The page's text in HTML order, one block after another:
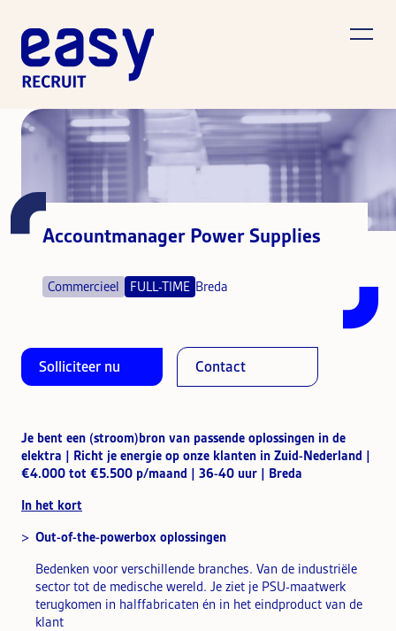
Accountmanager Power Supplies
Commercieel FULL-TIME Breda
Solliciteer nu Contact
Je bent een (stroom)bron van passende oplossingen in de
elektra | Richt je energie op onze klanten in Zuid-Nederland |
€4.000 tot €5.500 p/maand | 36-40 uur | Breda
In het kort
Out-of-the-powerbox oplossingen
Bedenken voor verschillende branches. Van de industriële
sector tot de medische wereld. Je ziet je PSU-maatwerk
terugkomen in halffabricaten én in het eindproduct van de
klant